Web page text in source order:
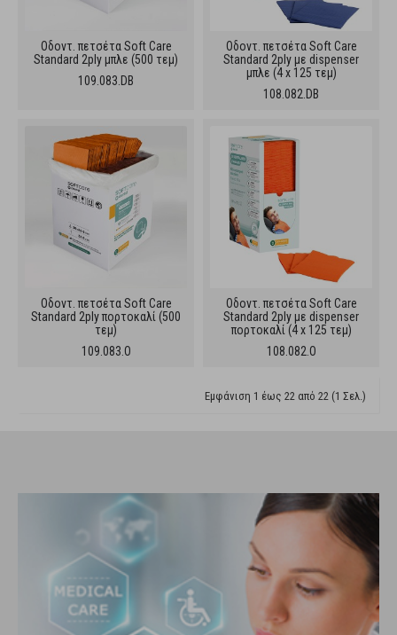
Oδοντ. πετσέτα Soft Care
Standard 2ply μπλε (500 τεμ)
109.083.DB
Oδοντ. πετσέτα Soft Care
Standard 2ply με dispenser
μπλε (4 x 125 τεμ)
108.082.DB
Oδοντ. πετσέτα Soft Care
Standard 2ply πορτοκαλί (500
τεμ)
109.083.O
Oδοντ. πετσέτα Soft Care
Standard 2ply με dispenser
πορτοκαλί (4 x 125 τεμ)
108.082.O
Εμφάνιση 1 έως 22 από 22 (1 Σελ.)